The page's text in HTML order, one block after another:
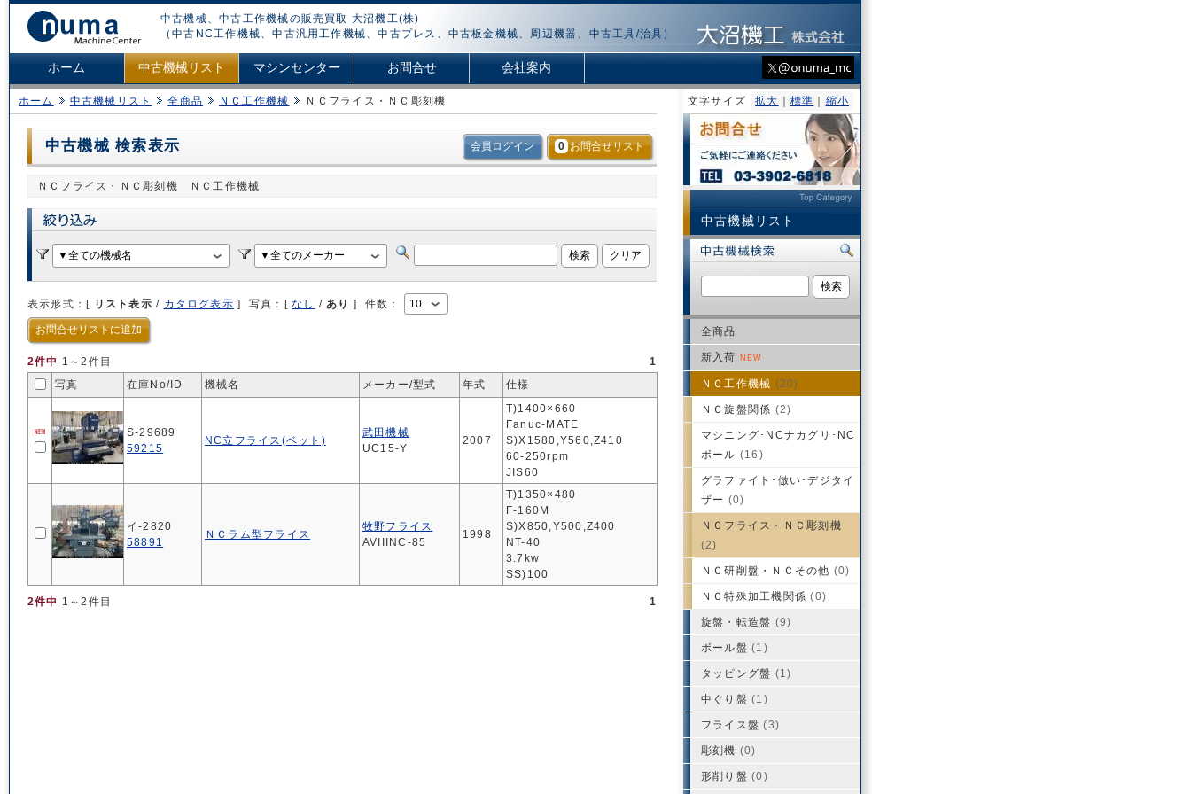
中古機械、中古工作機械の販売買取 大沼機工(株)
（中古NC工作機械、中古汎用工作機械、中古プレス、中古板金機械、周辺機器、中古工具/治具）
ホーム 中古機械リスト マシンセンター お問合せ 会社案内
ホーム 中古機械リスト 全商品 ＮＣ工作機械 ＮＣフライス・ＮＣ彫刻機
0 お問合せリスト
会員ログイン
中古機械 検索表示
ＮＣフライス・ＮＣ彫刻機 ＮＣ工作機械
表示形式：[ リスト表示 / カタログ表示 ] 写真：[ なし / あり ] 件数：
お問合せリストに追加
2件中 1～2件目
1
写真
在庫No/ID 機械名 メーカー/型式 年式 仕様
2件中 1～2件目 1
S-29689
59215
NC立フライス(ベット)
武田機械
UC15-Y
2007
T)1400×660
Fanuc-MATE
S)X1580,Y560,Z410
60-250rpm
JIS60
イ-2820
58891
ＮＣラム型フライス
牧野フライス
AVIIINC-85
1998
T)1350×480
F-160M
S)X850,Y500,Z400
NT-40
3.7kw
SS)100
文字サイズ 拡大 標準 縮小
中古機械リスト
全商品
新入荷 NEW
ＮＣ工作機械 (20)
ＮＣ旋盤関係 (2)
マシニング･NCナカグリ･NC
ボール (16)
グラファイト･倣い･デジタイ
ザー (0)
ＮＣフライス・ＮＣ彫刻機
(2)
ＮＣ研削盤・ＮＣその他 (0)
ＮＣ特殊加工機関係 (0)
旋盤・転造盤 (9)
ボール盤 (1)
タッピング盤 (1)
中ぐり盤 (1)
フライス盤 (3)
彫刻機 (0)
形削り盤 (0)